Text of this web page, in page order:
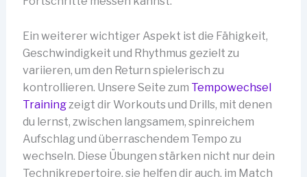
Ein weiterer wichtiger Aspekt ist die Fähigkeit,
Geschwindigkeit und Rhythmus gezielt zu
variieren, um den Return spielerisch zu
kontrollieren. Unsere Seite zum Tempowechsel
Trainingzeigt dir Workouts und Drills, mit denen
du lernst, zwischen langsamem, spinreichem
Aufschlag und überraschendem Tempo zu
wechseln. Diese Übungen stärken nicht nur dein
Technikrepertoire, sie helfen dir auch, im Match